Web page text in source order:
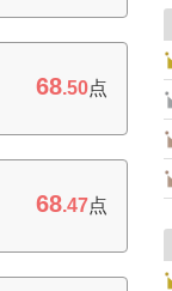
68.50点
68.47点